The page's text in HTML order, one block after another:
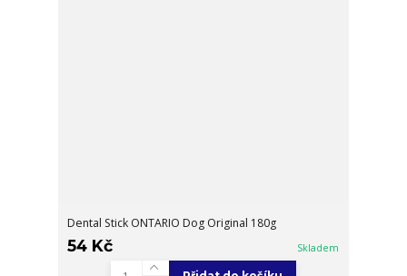
Dental Stick ONTARIO Dog Original 180g
54 Kč Skladem